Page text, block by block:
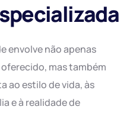
envolve não apenas
mas também
ao estilo de vida, às
e à realidade de